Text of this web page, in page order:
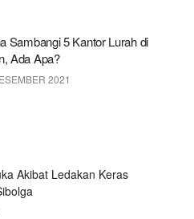
Sambangi 5 Kantor Lurah di
Ada Apa?
2021
Akibat Ledakan Keras